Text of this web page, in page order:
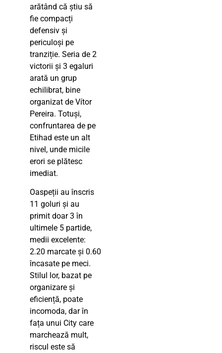
arătând că știu să
fie compacți
defensiv și
periculoși pe
tranziție. Seria de 2
victorii și 3 egaluri
arată un grup
echilibrat, bine
organizat de Vítor
Pereira. Totuși,
confruntarea de pe
Etihad este un alt
nivel, unde micile
erori se plătesc
imediat.
Oaspeții au înscris
11 goluri și au
primit doar 3 în
ultimele 5 partide,
medii excelente:
2.20 marcate și 0.60
încasate pe meci.
Stilul lor, bazat pe
organizare și
eficiență, poate
incomoda, dar în
fața unui City care
marchează mult,
riscul este să